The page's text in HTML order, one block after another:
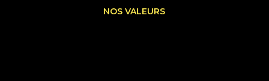
NOS VALEURS